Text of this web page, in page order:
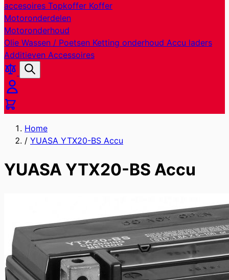
accesoires Topkoffer Koffer
Motoronderdelen
Motoronderhoud
Olie Wassen / Poetsen Ketting onderhoud Accu laders
Additieven Accessoires
Producten
vergelijken
Zoek
Cart
Home
/ YUASA YTX20-BS Accu
YUASA YTX20-BS Accu